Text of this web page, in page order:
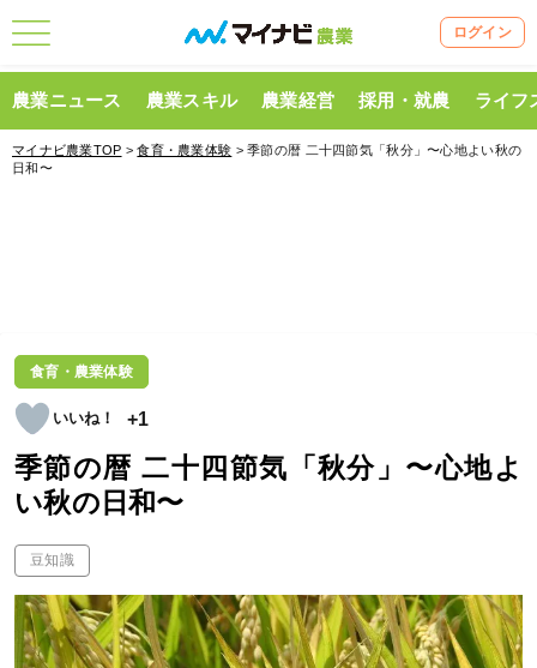
ログイン
農業ニュース 農業スキル 農業経営 採用・就農 ライフ
マイナビ農業TOP >食育・農業体験 > 季節の暦 二十四節気「秋分」〜心地よい秋の
日和〜
食育・農業体験
+1
季節の暦 二十四節気「秋分」〜心地よ
い秋の日和〜
豆知識